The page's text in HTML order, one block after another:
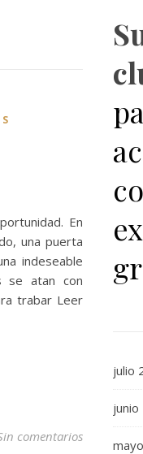
En
una puerta
indeseable
se atan con
trabar Leer
comentarios
julio
junio